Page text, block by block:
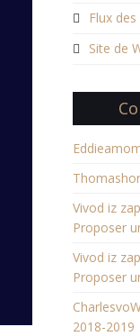
Flux
Site de
Thomashor
Vivod iz
Proposer
Vivod iz
Proposer
2018-2019